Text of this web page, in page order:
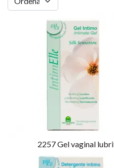
2257Gel vaginal